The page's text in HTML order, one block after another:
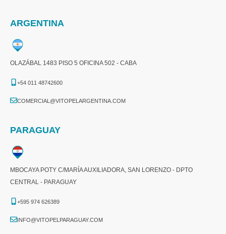
ARGENTINA
OLAZÁBAL 1483 PISO 5 OFICINA 502 - CABA
+54 011 48742600​
COMERCIAL@VITOPELARGENTINA.COM​
PARAGUAY
MBOCAYA POTY C/MARÍA AUXILIADORA, SAN LORENZO - DPTO
CENTRAL - PARAGUAY
+595 974 626389
INFO@VITOPELPARAGUAY.COM